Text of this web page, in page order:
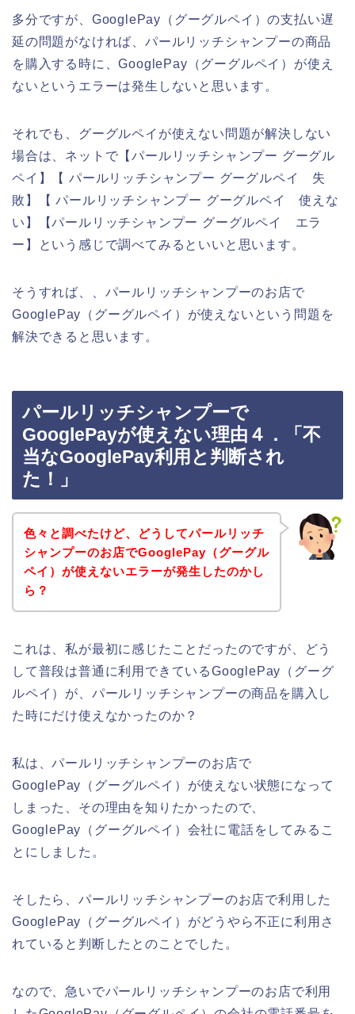
多分ですが、GooglePay（グーグルペイ）の支払い遅
延の問題がなければ、パールリッチシャンプーの商品
を購入する時に、GooglePay（グーグルペイ）が使え
ないというエラーは発生しないと思います。
それでも、グーグルペイが使えない問題が解決しない
場合は、ネットで【パールリッチシャンプー グーグル
ペイ】【 パールリッチシャンプー グーグルペイ 失
敗】【 パールリッチシャンプー グーグルペイ 使えな
い】【パールリッチシャンプー グーグルペイ エラ
ー】という感じで調べてみるといいと思います。
そうすれば、、パールリッチシャンプーのお店で
GooglePay（グーグルペイ）が使えないという問題を
解決できると思います。
パールリッチシャンプーで
GooglePayが使えない理由４．「不
当なGooglePay利用と判断され
た！」
色々と調べたけど、どうしてパールリッチ
シャンプーのお店でGooglePay（グーグル
ペイ）が使えないエラーが発生したのかし
ら？
これは、私が最初に感じたことだったのですが、どう
して普段は普通に利用できているGooglePay（グーグ
ルペイ）が、パールリッチシャンプーの商品を購入し
た時にだけ使えなかったのか？
私は、パールリッチシャンプーのお店で
GooglePay（グーグルペイ）が使えない状態になって
しまった、その理由を知りたかったので、
GooglePay（グーグルペイ）会社に電話をしてみるこ
とにしました。
そしたら、パールリッチシャンプーのお店で利用した
GooglePay（グーグルペイ）がどうやら不正に利用さ
れていると判断したとのことでした。
なので、急いでパールリッチシャンプーのお店で利用